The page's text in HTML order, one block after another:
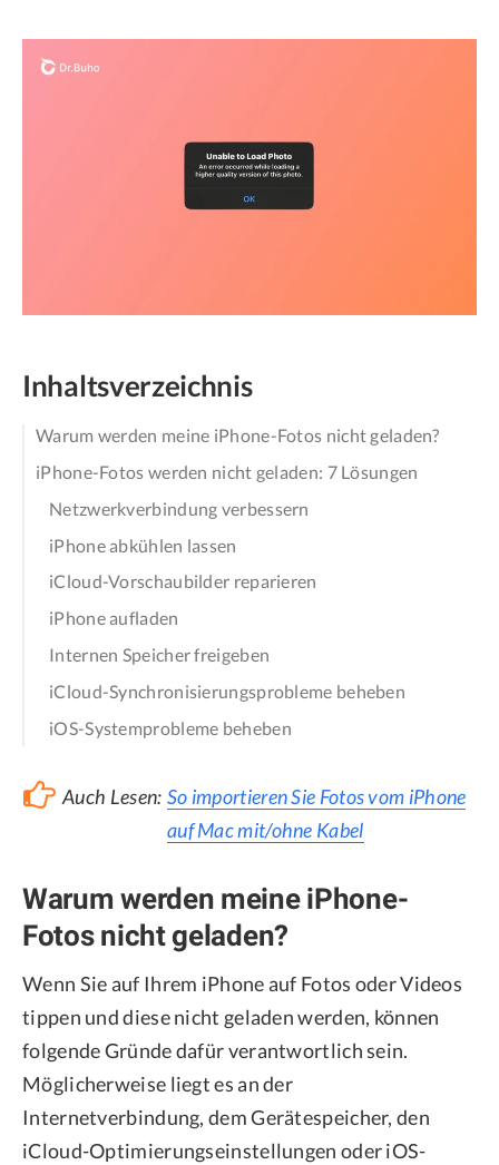
Inhaltsverzeichnis
Warum werden meine iPhone-Fotos nicht geladen?
iPhone-Fotos werden nicht geladen: 7 Lösungen
Netzwerkverbindung verbessern
iPhone abkühlen lassen
iCloud-Vorschaubilder reparieren
iPhone aufladen
Internen Speicher freigeben
iCloud-Synchronisierungsprobleme beheben
iOS-Systemprobleme beheben
Auch Lesen: So importieren Sie Fotos vom iPhone
auf Mac mit/ohne Kabel
Warum werden meine iPhone-
Fotos nicht geladen?
Wenn Sie auf Ihrem iPhone auf Fotos oder Videos
tippen und diese nicht geladen werden, können
folgende Gründe dafür verantwortlich sein.
Möglicherweise liegt es an der
Internetverbindung, dem Gerätespeicher, den
iCloud-Optimierungseinstellungen oder iOS-